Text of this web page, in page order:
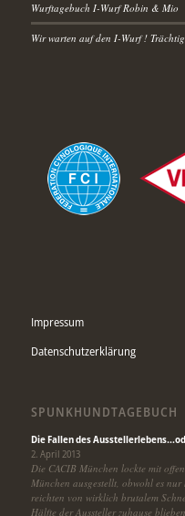
Wurftagebuch I-Wurf Robin & Mio
Wir warten auf den I-Wurf !
Impressum
Datenschutzerklärung
SPUNKHUNDTAGEBUCH
Die Fallen des
2. April 2013
Die CACIB München lockte mit
München ausgestellt, obwohl es
reichten von wirklich brutalem
Hälfte der Aussteller zuhause